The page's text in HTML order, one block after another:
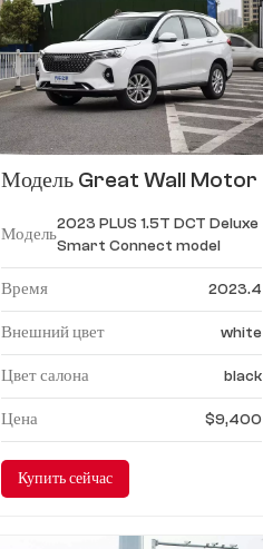
Модель Great Wall Motor
DCT Deluxe Smart
Модель
2023 PLUS 1.5T DCT Deluxe
Smart Connect model
Время 2023.4
Внешний цвет white
Цвет салона black
Цена $9,400
Купить сейчас